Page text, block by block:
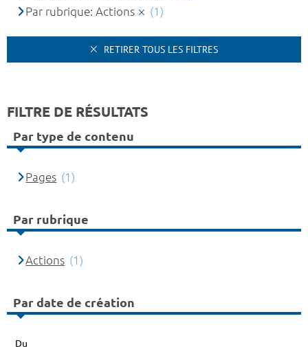
Par rubrique: Actions
(1)
RETIRER TOUS LES FILTRES
FILTRE DE RÉSULTATS
Par type de contenu
Pages (1)
Par rubrique
Actions (1)
Par date de création
Du